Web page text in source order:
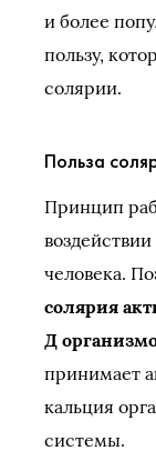
и более
пользу,
солярии.
Польза
Принцип
человека.
солярия
Д
принимает
кальция
системы.